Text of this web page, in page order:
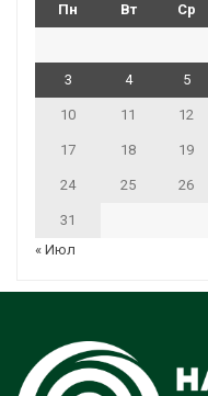
Пн Вт Ср
3 4 5
10 11 12
17 18 19
24 25 26
31
« Июл